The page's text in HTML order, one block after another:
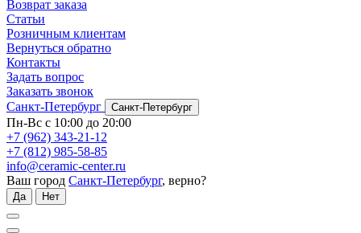
Возврат заказа
Статьи
Розничным клиентам
Вернуться обратно
Контакты
Задать вопрос
Заказать звонок
Санкт-Петербург
Санкт-Петербург
Пн-Вс с 10:00 до 20:00
+7 (962) 343-21-12
+7 (812) 985-58-85
info@ceramic-center.ru
Ваш город Санкт-Петербург, верно?
Да Нет